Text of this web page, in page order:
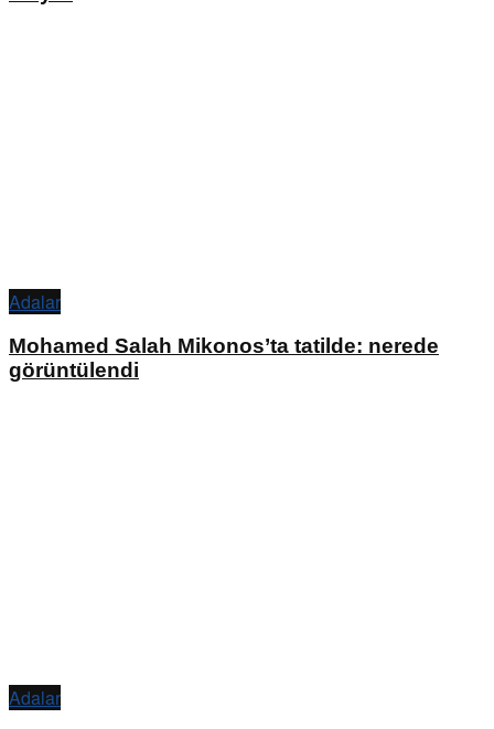
Adalar
Mohamed Salah Mikonos’ta tatilde: nerede
görüntülendi
Adalar